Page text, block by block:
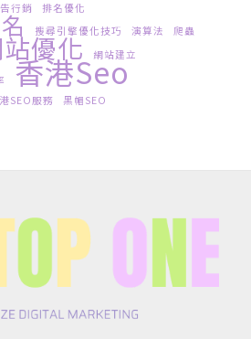
行銷 排名優化
搜尋引擎優化技巧 演算法 爬蟲
優化 網站建立
香港seo
SEO服務 黑帽SEO